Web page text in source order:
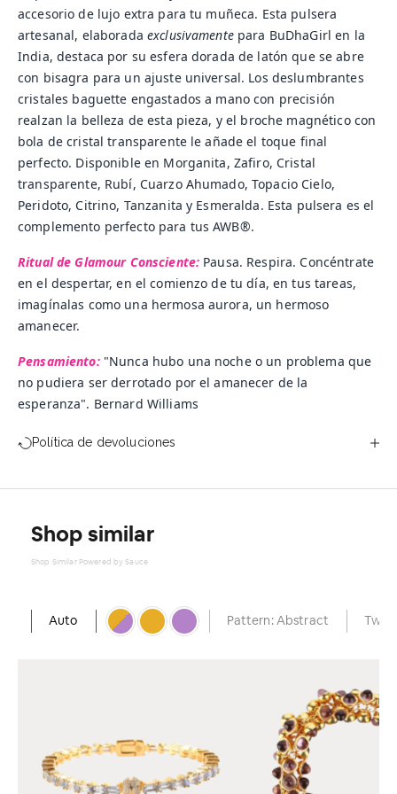
accesorio de lujo extra para tu muñeca. Esta pulsera
artesanal, elaborada exclusivamentepara BuDhaGirl en la
India, destaca por su esfera dorada de latón que se abre
con bisagra para un ajuste universal. Los deslumbrantes
cristales baguette engastados a mano con precisión
realzan la belleza de esta pieza, y el broche magnético con
bola de cristal transparente le añade el toque final
perfecto. Disponible en Morganita, Zafiro, Cristal
transparente, Rubí, Cuarzo Ahumado, Topacio Cielo,
Peridoto, Citrino, Tanzanita y Esmeralda. Esta pulsera es el
complemento perfecto para tus AWB®.
Ritual de Glamour Consciente: Pausa. Respira. Concéntrate
en el despertar, en el comienzo de tu día, en tus tareas,
imagínalas como una hermosa aurora, un hermoso
amanecer.
Pensamiento:"Nunca hubo una noche o un problema que
no pudiera ser derrotado por el amanecer de la
esperanza". Bernard Williams
Política de devoluciones
Shop similar
Shop Similar Powered by Sauce
Auto Pattern: Abstract